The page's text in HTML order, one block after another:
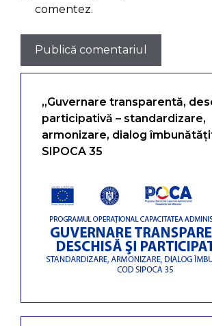
comentez.
„Guvernare transparentă,
participativă – standardizare,
armonizare, dialog
SIPOCA 35